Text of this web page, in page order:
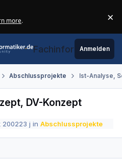
more. ×
Fachinformatiker.de
Anmelden
Abschlussprojekte Ist-Analyse,
DV-Konzept
200223 j inAbschlussprojekte